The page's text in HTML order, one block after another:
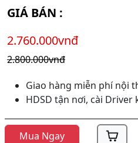
GIÁ BÁN :
2.760.000vnđ
2.800.000vnđ
Giao hàng miễn phí nội
HDSD tận nơi, cài Driver
Mua Ngay